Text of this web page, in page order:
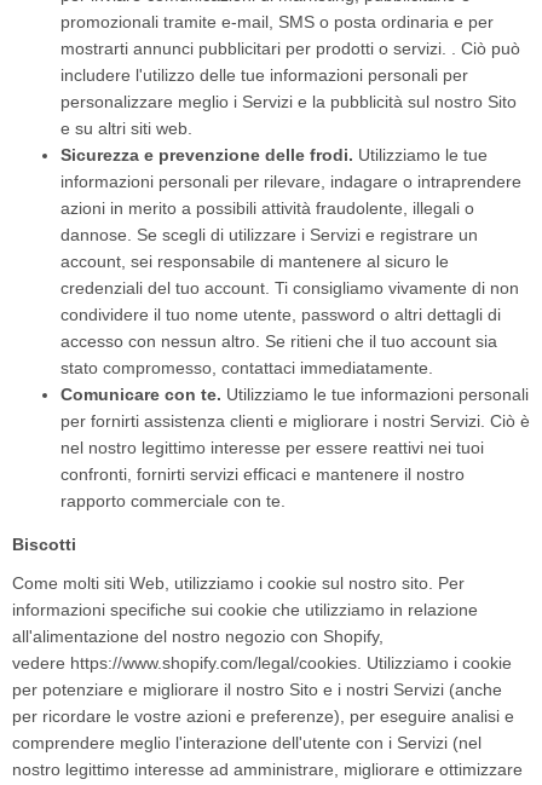
promozionali tramite e-mail, SMS o posta ordinaria e per
mostrarti annunci pubblicitari per prodotti o servizi. . Ciò può
includere l'utilizzo delle tue informazioni personali per
personalizzare meglio i Servizi e la pubblicità sul nostro Sito
e su altri siti web.
Sicurezza e prevenzione delle frodi. Utilizziamo le tue
informazioni personali per rilevare, indagare o intraprendere
azioni in merito a possibili attività fraudolente, illegali o
dannose. Se scegli di utilizzare i Servizi e registrare un
account, sei responsabile di mantenere al sicuro le
credenziali del tuo account. Ti consigliamo vivamente di non
condividere il tuo nome utente, password o altri dettagli di
accesso con nessun altro. Se ritieni che il tuo account sia
stato compromesso, contattaci immediatamente.
Comunicare con te. Utilizziamo le tue informazioni personali
per fornirti assistenza clienti e migliorare i nostri Servizi. Ciò è
nel nostro legittimo interesse per essere reattivi nei tuoi
confronti, fornirti servizi efficaci e mantenere il nostro
rapporto commerciale con te.
Biscotti
Come molti siti Web, utilizziamo i cookie sul nostro sito. Per
informazioni specifiche sui cookie che utilizziamo in relazione
all'alimentazione del nostro negozio con Shopify,
vedere https://www.shopify.com/legal/cookies . Utilizziamo i cookie
per potenziare e migliorare il nostro Sito e i nostri Servizi (anche
per ricordare le vostre azioni e preferenze), per eseguire analisi e
comprendere meglio l'interazione dell'utente con i Servizi (nel
nostro legittimo interesse ad amministrare, migliorare e ottimizzare